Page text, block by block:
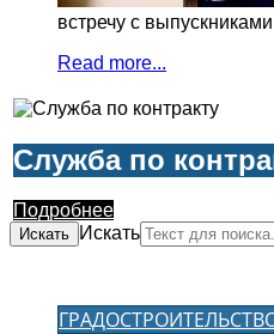
встречу с
Read more...
Служба по
Подробнее
Искать Искать